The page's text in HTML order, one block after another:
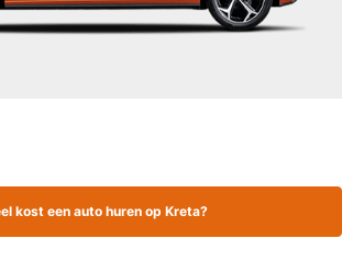
kost een auto huren op Kreta?